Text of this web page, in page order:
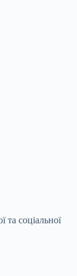
та соціальної